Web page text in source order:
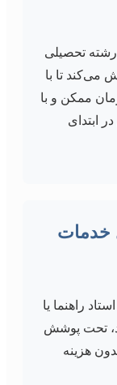
تحصیلی
می‌کند تا با
ممکن و با
ابتدای
خدمات
راهنما یا
تحت پوشش
هزینه